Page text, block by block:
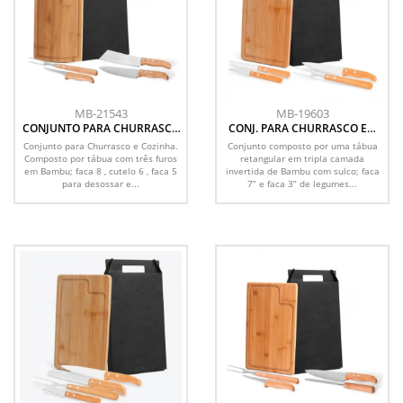
MB-21543
CONJUNTO PARA CHURRASCO
E COZINHA EM BAMBU /
MADEIRA / INOX - 5 PÇS
Conjunto para Churrasco e Cozinha.
Composto por tábua com três furos
em Bambu; faca 8 , cutelo 6 , faca 5
para desossar e...
MB-19603
CONJ. PARA CHURRASCO EM
BAMBU / MADEIRA / INOX
DALLAS - 5 PÇS
Conjunto composto por uma tábua
retangular em tripla camada
invertida de Bambu com sulco; faca
7” e faca 3” de legumes...